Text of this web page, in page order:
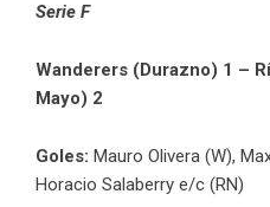
Serie F
Wanderers (Durazno) 1 –
Mayo) 2
Goles: Mauro Olivera (W),
Horacio Salaberry e/c (RN)